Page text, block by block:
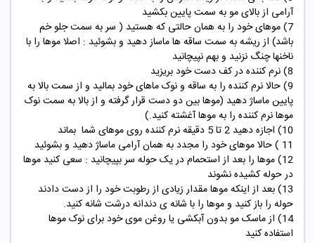
آرامی از بالای مو به سمت پایین بکشید
7) موهای خود را به همان حالتی که هستید ( سر به سمت جلو خم
باشد) از ریشه به سمت ساقه ها ماساز دهید و بشوئید : اصلا موها را با
ناخنها چنگ نزنید و بهم نپیچانید
8) نرم کننده در کف دست خود بریزید
9) حالا نرم کننده را به ساقه و نوک ماهای خود بمالید و از سمت بالا به
پایین ماساژ دهید (موها بین دو دست قرار گرفته و از بالا به سمت نوک
موها نرم کننده را به موها آغشته کنید.)
10) اجازه دهید 2 تا 5 دقیقه نرم کننده روی موهای شما بماند
11 ) حالا موهای خود را مجدد به همان آرامی ماساژ دهید و بشوئید
12) موها را بعد از استحمام در یک حوله سر بپیچانید : سعی کنید موها
در حوله کشیده نشوند
13) بعد از اینکه موها مقدار زیادی از رطوبت خود را از دست دادند
حوله را باز کنید و موها را با شانه ی دندانه درشت شانه کنید.
14) از
ماسک مو بدون آبکشی یا روغن موی خود برای نوک موها
استفاده کنید